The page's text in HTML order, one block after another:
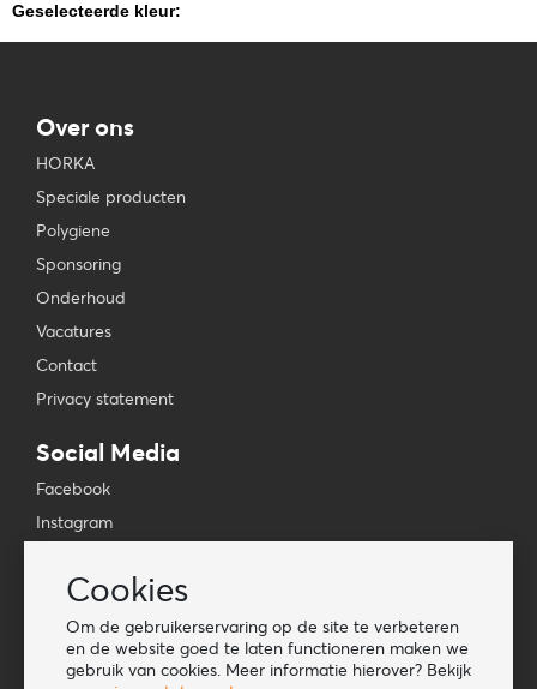
Cookies
Om de gebruikerservaring op de site te verbeteren
en de website goed te laten functioneren maken we
gebruik van cookies. Meer informatie hierover? Bekijk
Geselecteerde kleur:
Over ons
HORKA
Speciale producten
Polygiene
Sponsoring
Onderhoud
Vacatures
Contact
Privacy statement
Social Media
Facebook
Instagram
TikTok
Tools
Lookbook